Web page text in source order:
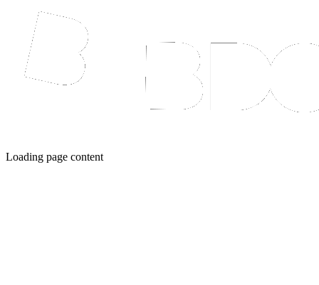
Loading page content